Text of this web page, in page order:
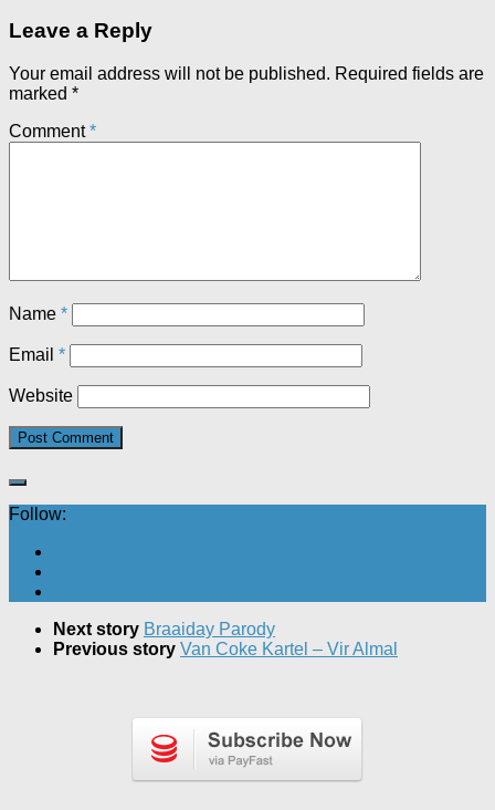
Leave a Reply
Your email address will not be published. Required fields are
marked *
Comment*
Name *
Email *
Website
Follow:
Next story Braaiday Parody
Previous story Van Coke Kartel – Vir Almal